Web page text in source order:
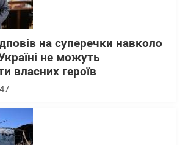
на суперечки навколо
не можуть
власних героїв